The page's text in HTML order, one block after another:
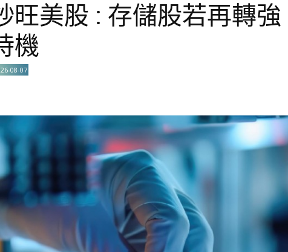
旺美股 : 存儲股若再轉
機
08-07